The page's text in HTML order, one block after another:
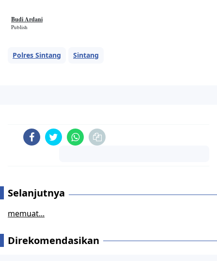
Budi Ardani
Publish
Polres Sintang Sintang
Selanjutnya
memuat...
Direkomendasikan